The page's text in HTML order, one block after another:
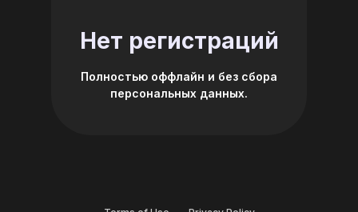
Полностью оффлайн и без сбора
персональных данных.
Нет регистраций